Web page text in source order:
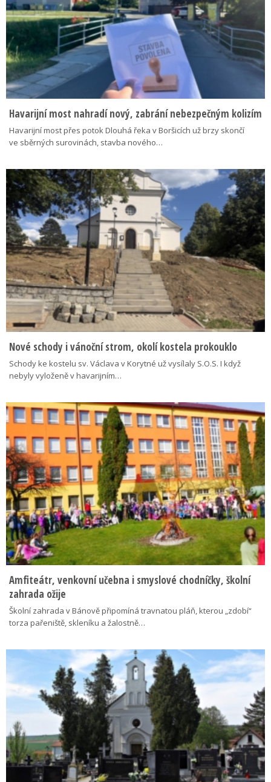
Havarijní most nahradí nový, zabrání nebezpečným kolizím
Havarijní most přes potok Dlouhá řeka v Boršicích už brzy skončí
ve sběrných surovinách, stavba nového…
Nové schody i vánoční strom, okolí kostela prokouklo
Schody ke kostelu sv. Václava v Korytné už vysílaly S.O.S. I když
nebyly vyloženě v havarijním…
Amfiteátr, venkovní učebna i smyslové chodníčky, školní
zahrada ožije
Školní zahrada v Bánově připomíná travnatou pláň, kterou „zdobí“
torza pařeniště, skleníku a žalostně…